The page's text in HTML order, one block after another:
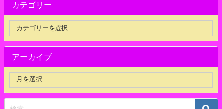
カテゴリー
アーカイブ